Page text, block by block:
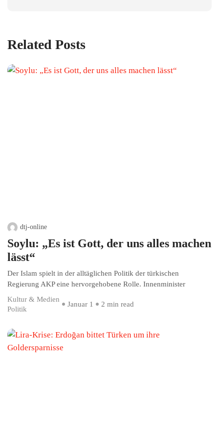
Related Posts
dtj-online
Soylu: „Es ist Gott, der uns alles machen
lässt“
Der Islam spielt in der alltäglichen Politik der türkischen
Regierung AKP eine hervorgehobene Rolle. Innenminister
Kultur & Medien
Politik
Januar 1 2 min read